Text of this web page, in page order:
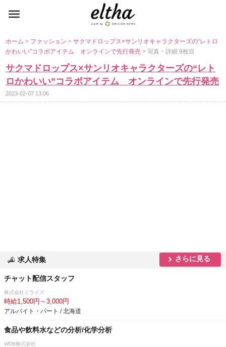
ホーム> ファッション>サクマドロップス×サンリオキャラクターズの“レトロ
かわいい”コラボアイテム オンラインで先行発売> 写真・詳細 9枚目
サクマドロップス×サンリオキャラクターズの“レト
ロかわいい”コラボアイテム オンラインで先行発売
2023-02-07 13:06
求人特集 さらに見る
チャット配信スタッフ
株式会社ミライズ
時給1,500円～3,000円
アルバイト・パート / 北海道
食品や飲料水などの分析/化学分析
WDB株式会社